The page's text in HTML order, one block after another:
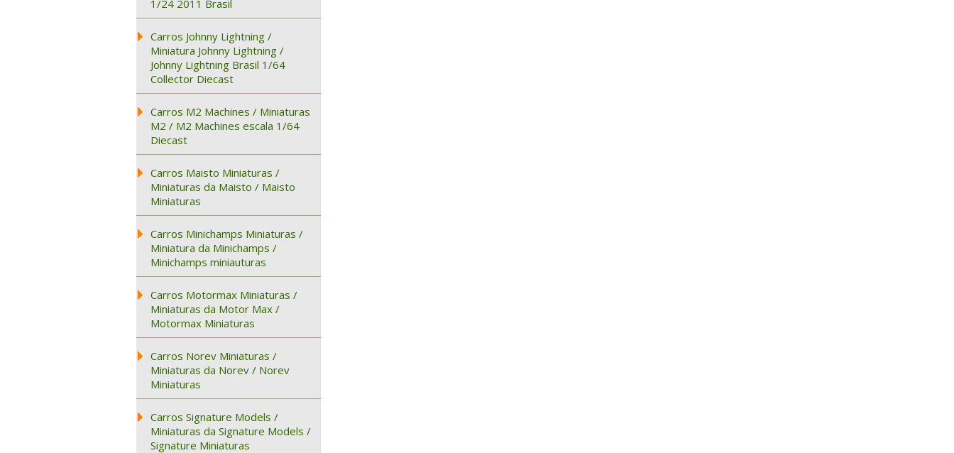
1/24 2011 Brasil
Carros Johnny Lightning /
Miniatura Johnny Lightning /
Johnny Lightning Brasil 1/64
Collector Diecast
Carros M2 Machines / Miniaturas
M2 / M2 Machines escala 1/64
Diecast
Carros Maisto Miniaturas /
Miniaturas da Maisto / Maisto
Miniaturas
Carros Minichamps Miniaturas /
Miniatura da Minichamps /
Minichamps miniauturas
Carros Motormax Miniaturas /
Miniaturas da Motor Max /
Motormax Miniaturas
Carros Norev Miniaturas /
Miniaturas da Norev / Norev
Miniaturas
Carros Signature Models /
Miniaturas da Signature Models /
Signature Miniaturas